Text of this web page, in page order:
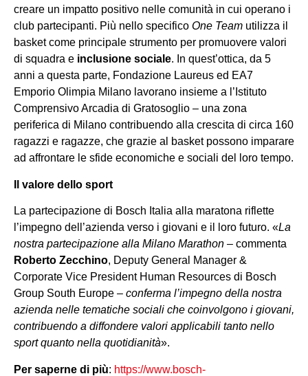
creare un impatto positivo nelle comunità in cui operano i
club partecipanti. Più nello specifico One Team utilizza il
basket come principale strumento per promuovere valori
di squadra e inclusione sociale. In quest’ottica, da 5
anni a questa parte, Fondazione Laureus ed EA7
Emporio Olimpia Milano lavorano insieme a l’Istituto
Comprensivo Arcadia di Gratosoglio – una zona
periferica di Milano contribuendo alla crescita di circa 160
ragazzi e ragazze, che grazie al basket possono imparare
ad affrontare le sfide economiche e sociali del loro tempo.
Il valore dello sport
La partecipazione di Bosch Italia alla maratona riflette
l’impegno dell’azienda verso i giovani e il loro futuro. «La
nostra partecipazione alla Milano Marathon – commenta
Roberto Zecchino, Deputy General Manager &
Corporate Vice President Human Resources di Bosch
Group South Europe – conferma l’impegno della nostra
azienda nelle tematiche sociali che coinvolgono i giovani,
contribuendo a diffondere valori applicabili tanto nello
sport quanto nella quotidianità».
Per saperne di più: https://www.bosch-